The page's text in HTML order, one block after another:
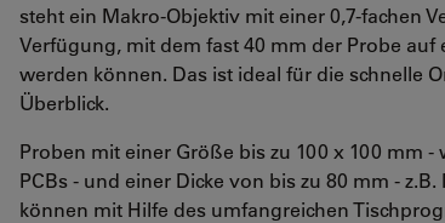
steht ein Makro-Objektiv mit einer 0,7-fachen
Verfügung, mit dem fast 40 mm der Probe auf
werden können. Das ist ideal für die schnelle
Überblick.
Proben mit einer Größe bis zu 100 x 100 mm -
PCBs - und einer Dicke von bis zu 80 mm -
können mit Hilfe des umfangreichen